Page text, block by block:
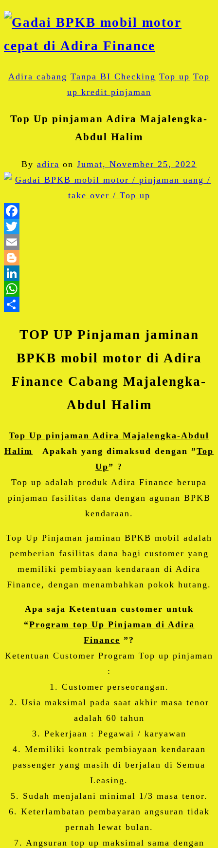
Adira cabang Tanpa BI Checking Top up Top
up kredit pinjaman
Top Up pinjaman Adira Majalengka-
Abdul Halim
By adira on Jumat, November 25, 2022
TOP UP Pinjaman jaminan
BPKB mobil motor di Adira
Finance Cabang Majalengka-
Abdul Halim
Top Up pinjaman Adira Majalengka-Abdul
Halim
Apakah yang dimaksud dengan ”Top
Up” ?
Top up adalah produk Adira Finance berupa
pinjaman fasilitas dana dengan agunan BPKB
kendaraan.
Top Up Pinjaman jaminan BPKB mobil adalah
pemberian fasilitas dana bagi customer yang
memiliki pembiayaan kendaraan di Adira
Finance, dengan menambahkan pokok hutang.
Apa saja Ketentuan customer untuk
“Program top Up Pinjaman di Adira
Finance ”?
Ketentuan Customer Program Top up pinjaman
:
1. Customer perseorangan.
2. Usia maksimal pada saat akhir masa tenor
adalah 60 tahun
3. Pekerjaan : Pegawai / karyawan
4. Memiliki kontrak pembiayaan kendaraan
passenger yang masih di berjalan di Semua
Leasing.
5. Sudah menjalani minimal 1/3 masa tenor.
6. Keterlambatan pembayaran angsuran tidak
pernah lewat bulan.
7. Angsuran top up maksimal sama dengan